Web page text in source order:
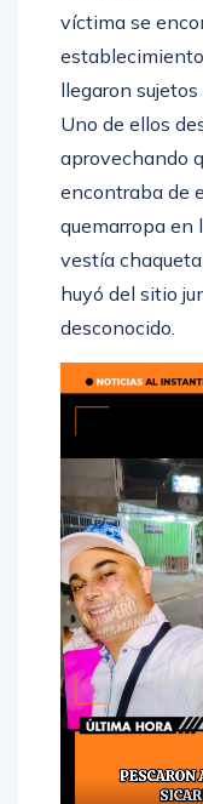
De acuerdo
víctima se
llegaron sujetos
Uno de ellos
aprovechando
encontraba de
quemarropa en
vestía
huyó del sitio